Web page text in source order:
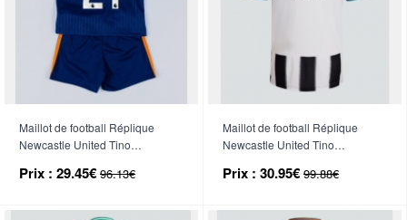
Maillot de football Réplique
Newcastle United Tino
2025-26 Manche Courte (+
Prix : 29.45€ 96.13€
Maillot de football Réplique
Newcastle United Tino
26 Manche Courte
Prix : 30.95€ 99.88€